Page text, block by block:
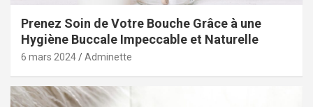
Prenez Soin de Votre Bouche Grâce à une
Hygiène Buccale Impeccable et Naturelle
6 mars 2024 Adminette